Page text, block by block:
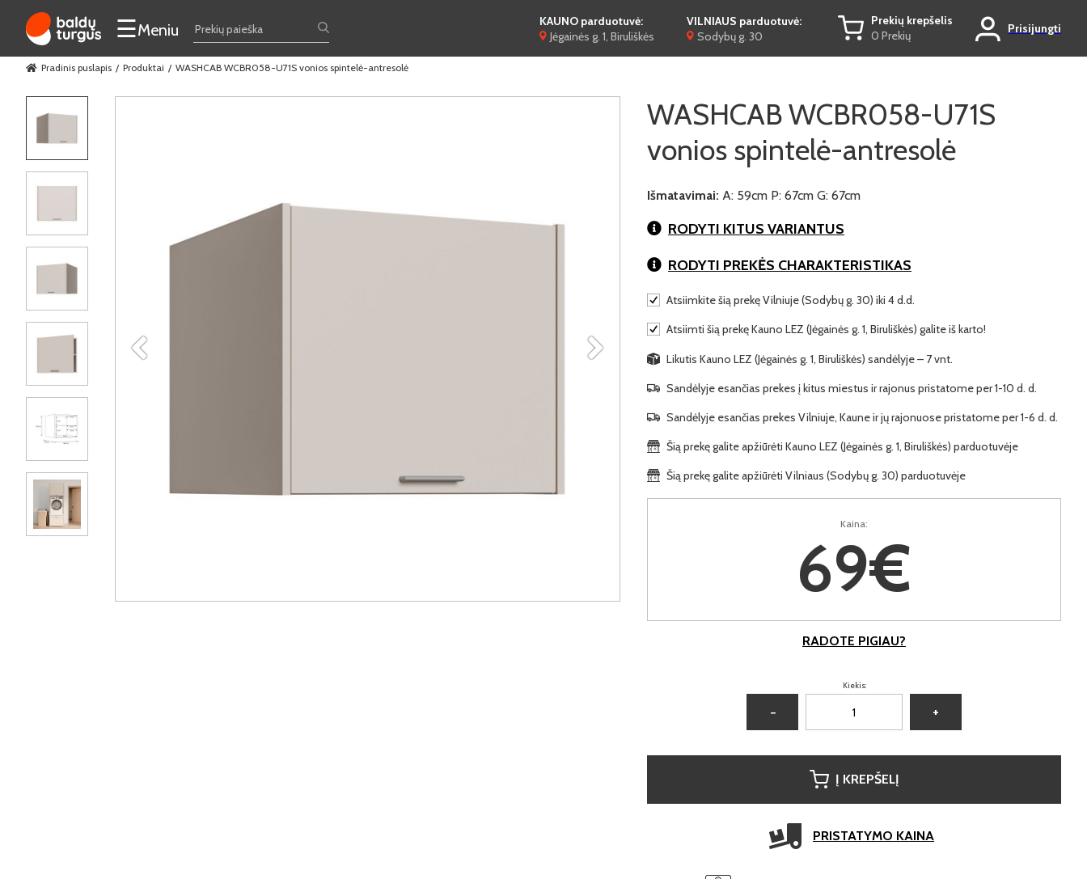
☰Meniu
KAUNO parduotuvė:
Jėgainės g. 1, Biruliškės
VILNIAUS parduotuvė:
Sodybų g. 30
Prekių krepšelis
0 Prekių
Prisijungti
Pradinis puslapis Produktai WASHCAB WCBR058-U71S vonios spintelė-antresolė
WASHCAB WCBR058-U71S
vonios spintelė-antresolė
Išmatavimai: A: 59cm P: 67cm G: 67cm
RODYTI KITUS VARIANTUS
RODYTI PREKĖS CHARAKTERISTIKAS
Atsiimkite šią prekę Vilniuje (Sodybų g. 30) iki 4 d.d.
Atsiimti šią prekę Kauno LEZ (Jėgainės g. 1, Biruliškės) galite iš karto!
Likutis Kauno LEZ (Jėgainės g. 1, Biruliškės) sandėlyje – 7 vnt.
Sandėlyje esančias prekes į kitus miestus ir rajonus pristatome per 1-10 d. d.
Sandėlyje esančias prekes Vilniuje, Kaune ir jų rajonuose pristatome per 1-6 d. d.
Šią prekę galite apžiūrėti Kauno LEZ (Jėgainės g. 1, Biruliškės) parduotuvėje
Šią prekę galite apžiūrėti Vilniaus (Sodybų g. 30) parduotuvėje
Kaina:
69€
RADOTE PIGIAU?
Kiekis:
− +
Į KREPŠELĮ
PRISTATYMO KAINA